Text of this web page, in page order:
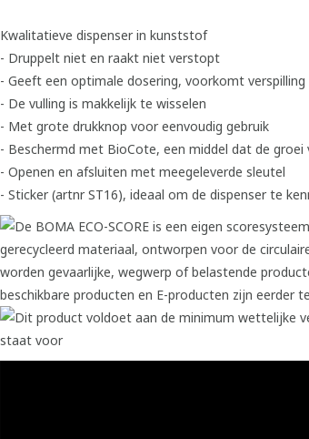
Kwalitatieve dispenser in kunststof
- Druppelt niet en raakt niet verstopt
- Geeft een optimale dosering, voorkomt verspilling
- De vulling is makkelijk te wisselen
- Met grote drukknop voor eenvoudig gebruik
- Beschermd met BioCote, een middel dat de
- Openen en afsluiten met meegeleverde sleutel
- Sticker (artnr ST16), ideaal om de dispenser te